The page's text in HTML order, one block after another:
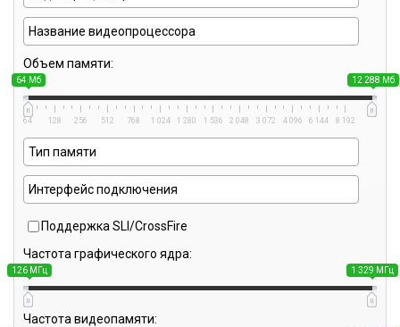
Объем памяти:
64 Мб 12 288 Мб
64 128 256 512 768 1 024 1 280 1 536 2 048 3 072 4 096 6 144 8 192
Поддержка SLI/CrossFire
Частота графического ядра:
126 МГц 1 329 МГц
Частота видеопамяти: